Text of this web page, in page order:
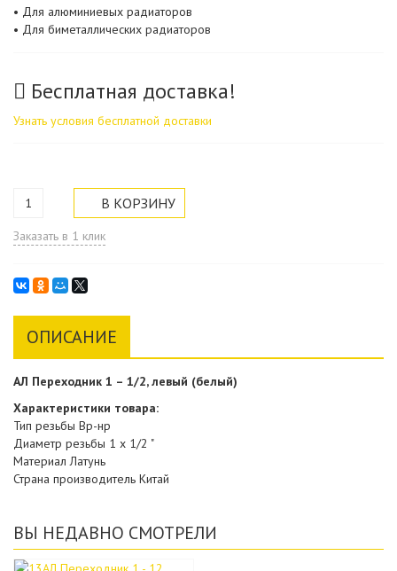
• Для алюминиевых радиаторов
• Для биметаллических радиаторов
Бесплатная доставка!
Узнать условия бесплатной доставки
Заказать в 1 клик
ОПИСАНИЕ
АЛ Переходник 1 – 1/2, левый (белый)
Характеристики товара:
Тип резьбы Вр-нр
Диаметр резьбы 1 х 1/2 "
Материал Латунь
Страна производитель Китай
ВЫ НЕДАВНО СМОТРЕЛИ